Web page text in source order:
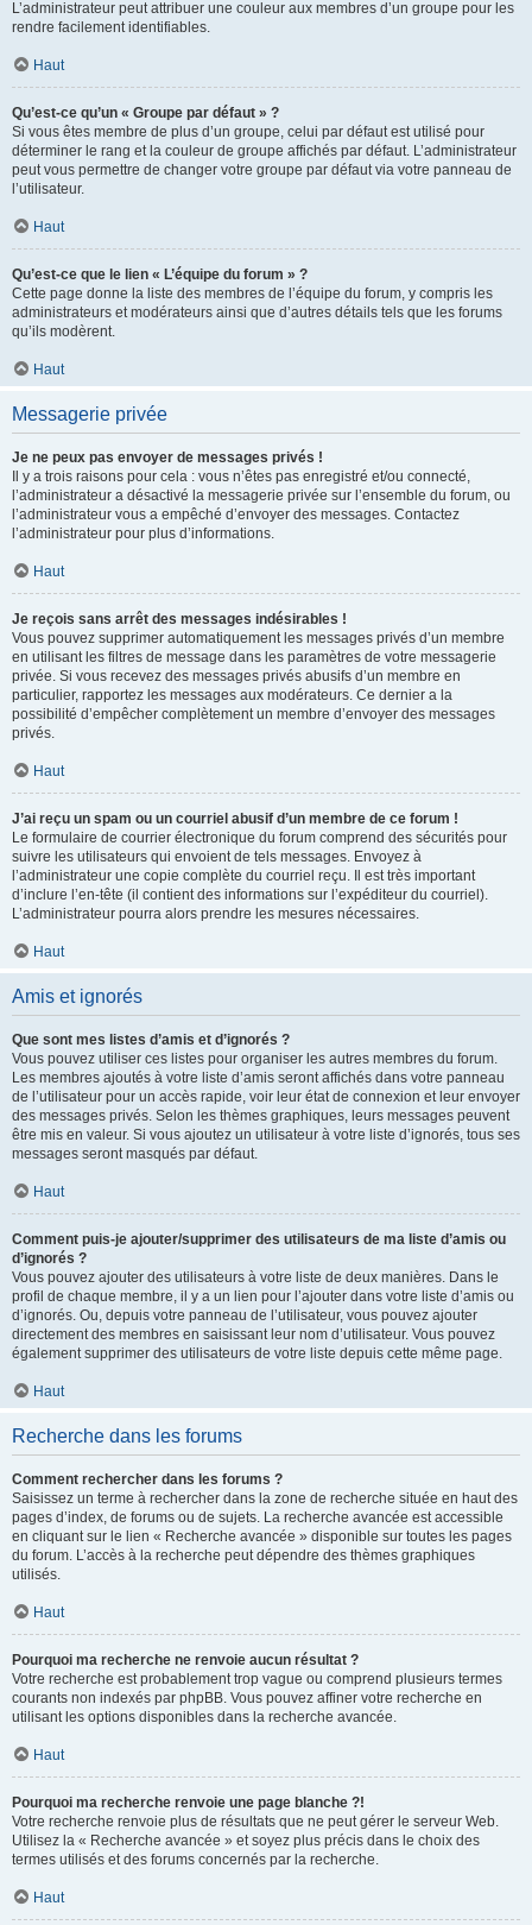
L’administrateur peut attribuer une couleur aux membres d’un groupe pour les
rendre facilement identifiables.
Haut
Qu’est-ce qu’un « Groupe par défaut » ?
Si vous êtes membre de plus d’un groupe, celui par défaut est utilisé pour
déterminer le rang et la couleur de groupe affichés par défaut. L’administrateur
peut vous permettre de changer votre groupe par défaut via votre panneau de
l’utilisateur.
Haut
Qu’est-ce que le lien « L’équipe du forum » ?
Cette page donne la liste des membres de l’équipe du forum, y compris les
administrateurs et modérateurs ainsi que d’autres détails tels que les forums
qu’ils modèrent.
Haut
Messagerie privée
Je ne peux pas envoyer de messages privés !
Il y a trois raisons pour cela : vous n’êtes pas enregistré et/ou connecté,
l’administrateur a désactivé la messagerie privée sur l’ensemble du forum, ou
l’administrateur vous a empêché d’envoyer des messages. Contactez
l’administrateur pour plus d’informations.
Haut
Je reçois sans arrêt des messages indésirables !
Vous pouvez supprimer automatiquement les messages privés d’un membre
en utilisant les filtres de message dans les paramètres de votre messagerie
privée. Si vous recevez des messages privés abusifs d’un membre en
particulier, rapportez les messages aux modérateurs. Ce dernier a la
possibilité d’empêcher complètement un membre d’envoyer des messages
privés.
Haut
J’ai reçu un spam ou un courriel abusif d’un membre de ce forum !
Le formulaire de courrier électronique du forum comprend des sécurités pour
suivre les utilisateurs qui envoient de tels messages. Envoyez à
l’administrateur une copie complète du courriel reçu. Il est très important
d’inclure l’en-tête (il contient des informations sur l’expéditeur du courriel).
L’administrateur pourra alors prendre les mesures nécessaires.
Haut
Amis et ignorés
Que sont mes listes d’amis et d’ignorés ?
Vous pouvez utiliser ces listes pour organiser les autres membres du forum.
Les membres ajoutés à votre liste d’amis seront affichés dans votre panneau
de l’utilisateur pour un accès rapide, voir leur état de connexion et leur envoyer
des messages privés. Selon les thèmes graphiques, leurs messages peuvent
être mis en valeur. Si vous ajoutez un utilisateur à votre liste d’ignorés, tous ses
messages seront masqués par défaut.
Haut
Comment puis-je ajouter/supprimer des utilisateurs de ma liste d’amis ou
d’ignorés ?
Vous pouvez ajouter des utilisateurs à votre liste de deux manières. Dans le
profil de chaque membre, il y a un lien pour l’ajouter dans votre liste d’amis ou
d’ignorés. Ou, depuis votre panneau de l’utilisateur, vous pouvez ajouter
directement des membres en saisissant leur nom d’utilisateur. Vous pouvez
également supprimer des utilisateurs de votre liste depuis cette même page.
Haut
Recherche dans les forums
Comment rechercher dans les forums ?
Saisissez un terme à rechercher dans la zone de recherche située en haut des
pages d’index, de forums ou de sujets. La recherche avancée est accessible
en cliquant sur le lien « Recherche avancée » disponible sur toutes les pages
du forum. L’accès à la recherche peut dépendre des thèmes graphiques
utilisés.
Haut
Pourquoi ma recherche ne renvoie aucun résultat ?
Votre recherche est probablement trop vague ou comprend plusieurs termes
courants non indexés par phpBB. Vous pouvez affiner votre recherche en
utilisant les options disponibles dans la recherche avancée.
Haut
Pourquoi ma recherche renvoie une page blanche ?!
Votre recherche renvoie plus de résultats que ne peut gérer le serveur Web.
Utilisez la « Recherche avancée » et soyez plus précis dans le choix des
termes utilisés et des forums concernés par la recherche.
Haut